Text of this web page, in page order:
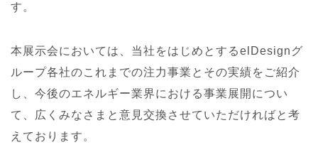
す。
本展示会においては、当社をはじめとするelDesignグ
ループ各社のこれまでの注力事業とその実績をご紹介
し、今後のエネルギー業界における事業展開につい
て、広くみなさまと意見交換させていただければと考
えております。